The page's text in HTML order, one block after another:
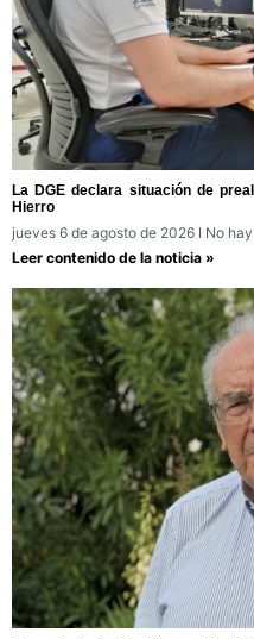
La DGE declara situación de
Hierro
jueves 6 de agosto de 2026
No
Leer contenido de la noticia »